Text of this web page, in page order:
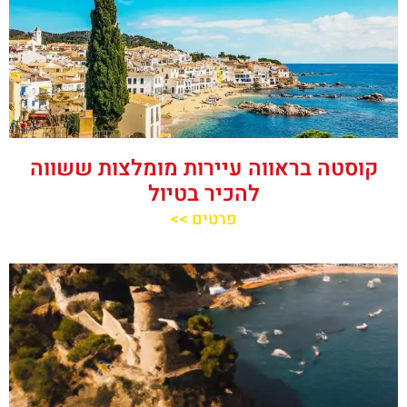
קוסטה בראווה עיירות מומלצות ששווה
להכיר בטיול
פרטים >>